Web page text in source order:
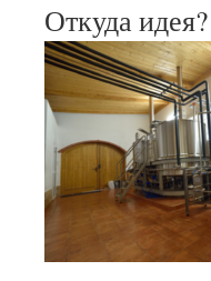
Откуда идея?